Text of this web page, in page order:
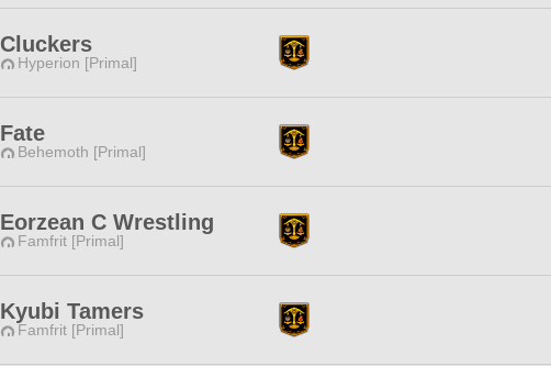
Cluckers
Hyperion [Primal]
Fate
Behemoth [Primal]
Eorzean C Wrestling
Famfrit [Primal]
Kyubi Tamers
Famfrit [Primal]